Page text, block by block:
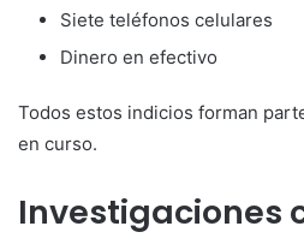
Siete teléfonos celulares
Dinero en efectivo
Todos estos indicios forman
en curso.
Investigaciones